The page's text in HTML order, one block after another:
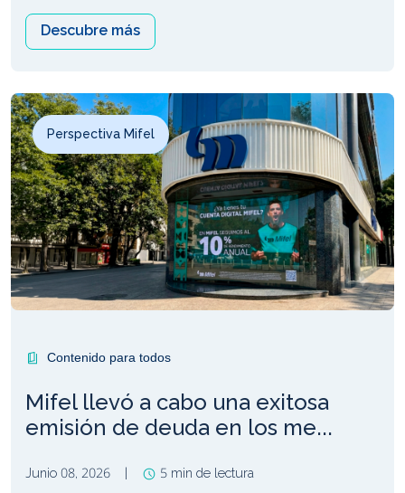
Descubre más
Perspectiva Mifel
Contenido para todos
Mifel llevó a cabo una exitosa
emisión de deuda en los me...
Junio 08, 2026 | 5 min de lectura